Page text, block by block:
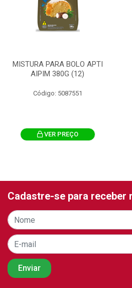
MISTURA PARA BOLO APTI
AIPIM 380G (12)
Código: 5087551
VER PREÇO
Cadastre-se para receber